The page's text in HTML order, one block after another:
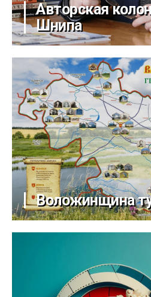
Авторская
Шнипа
Воложинщина